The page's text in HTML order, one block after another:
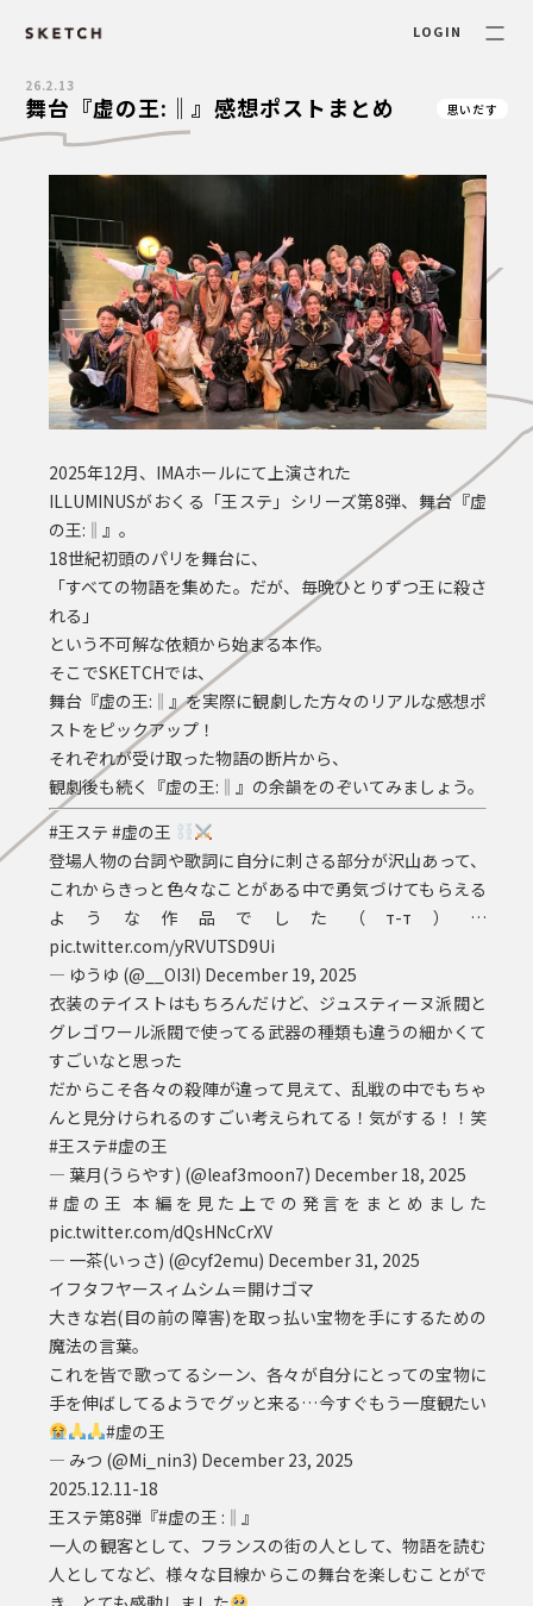
LOGIN
26.2.13
舞台『虚の王:‖』感想ポストまとめ 思いだす
2025年12月、IMAホールにて上演された
ILLUMINUSがおくる「王ステ」シリーズ第8弾、舞台『虚
の王:‖』。
18世紀初頭のパリを舞台に、
「すべての物語を集めた。だが、毎晩ひとりずつ王に殺さ
れる」
という不可解な依頼から始まる本作。
そこでSKETCHでは、
舞台『虚の王:‖』を実際に観劇した方々のリアルな感想ポ
ストをピックアップ！
それぞれが受け取った物語の断片から、
観劇後も続く『虚の王:‖』の余韻をのぞいてみましょう。
#王ステ #虚の王
登場人物の台詞や歌詞に自分に刺さる部分が沢山あって、
これからきっと色々なことがある中で勇気づけてもらえる
ような作品でした（т-т）…
pic.twitter.com/yRVUTSD9Ui
— ゆうゆ (@__OI3I) December 19, 2025
衣装のテイストはもちろんだけど、ジュスティーヌ派閥と
グレゴワール派閥で使ってる武器の種類も違うの細かくて
すごいなと思った
だからこそ各々の殺陣が違って見えて、乱戦の中でもちゃ
んと見分けられるのすごい考えられてる！気がする！！笑
#王ステ#虚の王
— 葉月(うらやす) (@leaf3moon7) December 18, 2025
#虚の王 本編を見た上での発言をまとめました
pic.twitter.com/dQsHNcCrXV
— 一茶(いっさ) (@cyf2emu) December 31, 2025
イフタフヤースィムシム＝開けゴマ
大きな岩(目の前の障害)を取っ払い宝物を手にするための
魔法の言葉。
これを皆で歌ってるシーン、各々が自分にとっての宝物に
手を伸ばしてるようでグッと来る…今すぐもう一度観たい
#虚の王
— みつ (@Mi_nin3) December 23, 2025
2025.12.11-18
王ステ第8弾『#虚の王 :‖』
一人の観客として、フランスの街の人として、物語を読む
人としてなど、様々な目線からこの舞台を楽しむことがで